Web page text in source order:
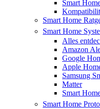
Smart
Smart Home
Smart Home
Alles
Amazon
Google
Apple
Samsung
Matter
Smart
Smart Home